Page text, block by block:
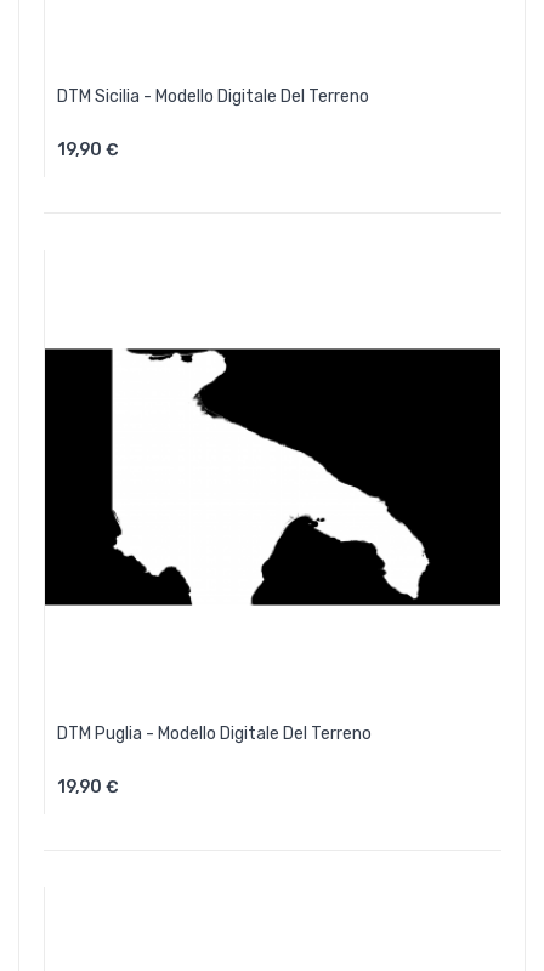
DTM Sicilia - Modello Digitale Del Terreno
19,90 €Aggiungi Al Carrello
DTM Puglia - Modello Digitale Del Terreno
19,90 €Aggiungi Al Carrello